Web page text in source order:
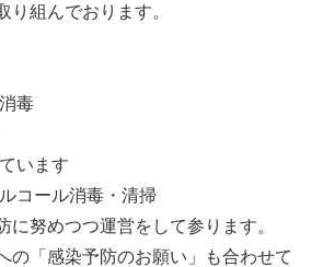
り組んでおります。
毒
います
コール消毒・清掃
に努めつつ運営をして参ります。
の「感染予防のお願い」も合わせて